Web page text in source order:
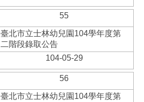
55
臺北市立士林幼兒園104學年度第
二階段錄取公告
104-05-29
56
臺北市立士林幼兒園104學年度第